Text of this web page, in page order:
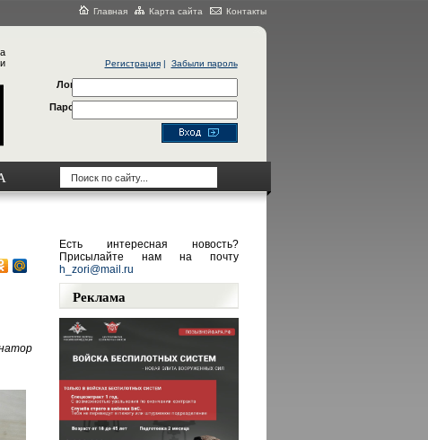
Главная Карта сайта Контакты
Регистрация| Забыли пароль
Логин
Пароль
Есть интересная новость?
Присылайте нам на почту
h_zori@mail.ru
Реклама